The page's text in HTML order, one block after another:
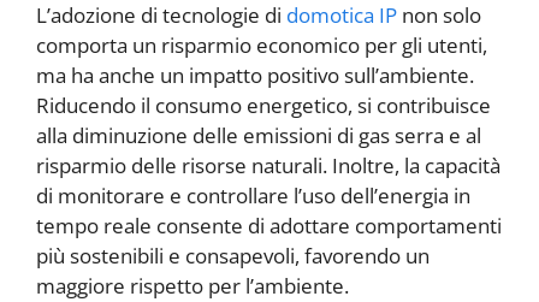
L’adozione di tecnologie di domotica IP non solo
comporta un risparmio economico per gli utenti,
ma ha anche un impatto positivo sull’ambiente.
Riducendo il consumo energetico, si contribuisce
alla diminuzione delle emissioni di gas serra e al
risparmio delle risorse naturali. Inoltre, la capacità
di monitorare e controllare l’uso dell’energia in
tempo reale consente di adottare comportamenti
più sostenibili e consapevoli, favorendo un
maggiore rispetto per l’ambiente.